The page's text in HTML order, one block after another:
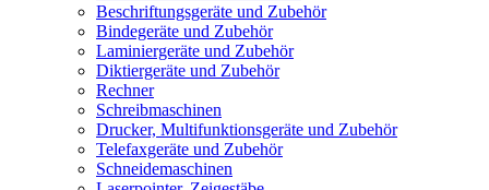
Beschriftungsgeräte und Zubehör
Bindegeräte und Zubehör
Laminiergeräte und Zubehör
Diktiergeräte und Zubehör
Rechner
Schreibmaschinen
Drucker, Multifunktionsgeräte und Zubehör
Telefaxgeräte und Zubehör
Schneidemaschinen